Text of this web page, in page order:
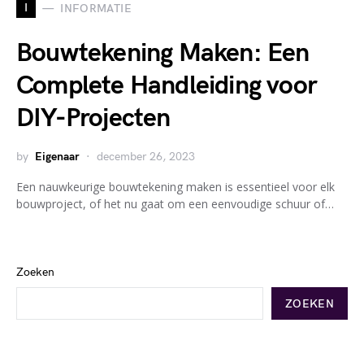
I INFORMATIE
Bouwtekening Maken: Een
Complete Handleiding voor
DIY-Projecten
by Eigenaar december 26, 2023
Een nauwkeurige bouwtekening maken is essentieel voor elk
bouwproject, of het nu gaat om een eenvoudige schuur of…
Zoeken
ZOEKEN